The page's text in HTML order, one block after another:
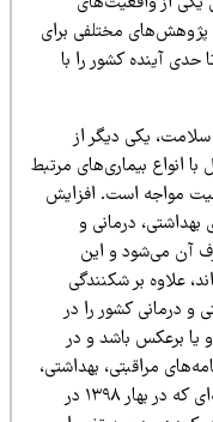
مختلفی برای
کشور را با
یکی دیگر از
بیماری‌های مرتبط
است. افزایش
درمانی و
و این
بر شکنندگی
کشور را در
باشد و در
بهداشتی،
درمانی و توان‌بخشی باشند. بر اساس مطالعه‌ای که در بهار ۱۳۹۸ در